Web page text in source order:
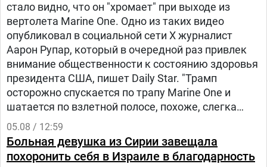
стало видно, что он "хромает" при выходе из
вертолета Marine One. Одно из таких видео
опубликовал в социальной сети Х журналист
Аарон Рупар, который в очередной раз привлек
внимание общественности к состоянию здоровья
президента США, пишет Daily Star. "Трамп
осторожно спускается по трапу Marine One и
шатается по взлетной полосе, похоже, слегка
прихрамывая", — написал журналист.
05.08 / 12:59
Больная девушка из Сирии завещала
похоронить себя в Израиле в благодарность